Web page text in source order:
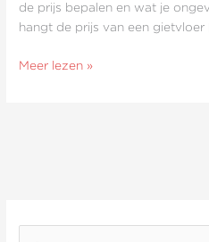
de prijs bepalen en wat je
hangt de prijs van een
Meer lezen »